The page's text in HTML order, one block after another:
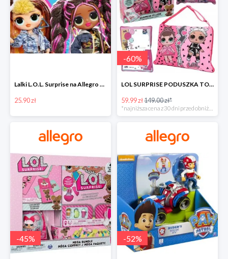
Lalki L.O.L. Surprise na Allegro w super cenach od 25,90 zł
25.90 zł
-60%
LOL SURPRISE PODUSZKA TOREBKA SEKRETNY SCHOWEK MP3 -59%
59.99 zł149.00 zł*
*najniższa cena z 30 dni przed obniżką
-45% -52%